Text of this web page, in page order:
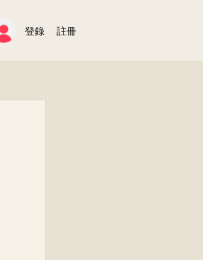
登錄 註冊